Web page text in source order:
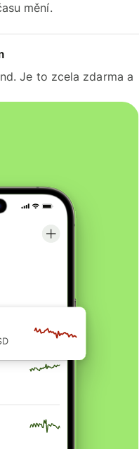
mění.
Je to zcela zdarma a